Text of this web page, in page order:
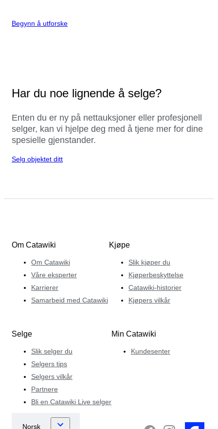
Begynn å utforske
Har du noe lignende å selge?
Enten du er ny på nettauksjoner eller profesjonell
selger, kan vi hjelpe deg med å tjene mer for dine
spesielle gjenstander.
Selg objektet ditt
Om Catawiki
Om Catawiki
Våre eksperter
Karrierer
Samarbeid med Catawiki
Kjøpe
Slik kjøper du
Kjøperbeskyttelse
Catawiki-historier
Kjøpers vilkår
Selge
Slik selger du
Selgers tips
Selgers vilkår
Partnere
Bli en Catawiki Live selger
Min Catawiki
Kundesenter